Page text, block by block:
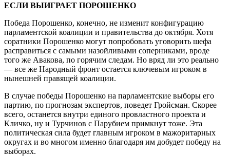
ЕСЛИ ВЫИГРАЕТ ПОРОШЕНКО
Победа Порошенко, конечно, не изменит конфигурацию
парламентской коалиции и правительства до октября. Хотя
соратники Порошенко могут попробовать уговорить шефа
расправиться с самыми назойливыми соперниками, вроде
того же Авакова, по горячим следам. Но вряд ли это реально
— все же Народный фронт остается ключевым игроком в
нынешней правящей коалиции.
В случае победы Порошенко на парламентские выборы его
партию, по прогнозам экспертов, поведет Гройсман. Скорее
всего, останется внутри единого провластного проекта и
Кличко, ну и Турчинов с Парубием примкнут тоже. Эта
политическая сила будет главным игроком в мажоритарных
округах и во многом именно благодаря им добудет победу на
выборах.